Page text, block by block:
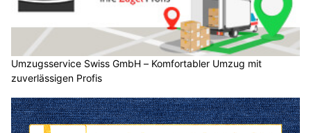
Umzugsservice Swiss GmbH – Komfortabler Umzug mit
zuverlässigen Profis